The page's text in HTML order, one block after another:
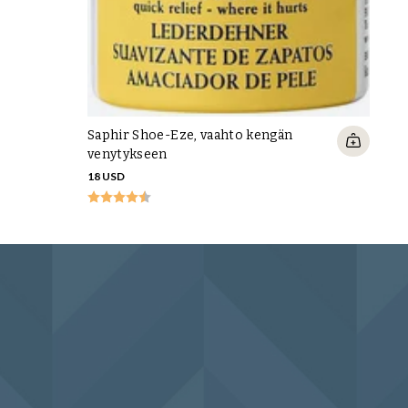
Saphir Shoe-Eze, vaahto kengän
venytykseen
18 USD